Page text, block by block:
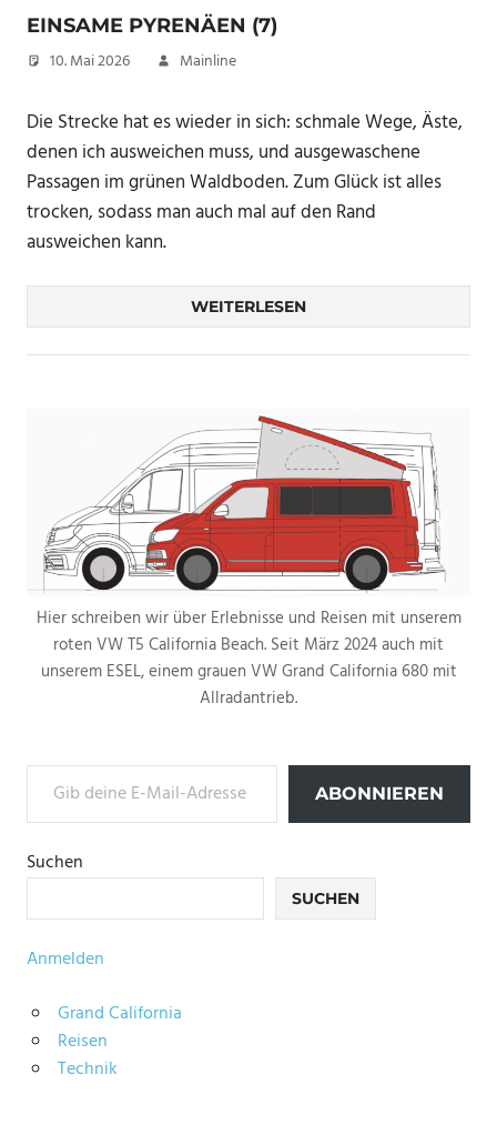
EINSAME PYRENÄEN (7)
10. Mai 2026 Mainline
Die Strecke hat es wieder in sich: schmale Wege, Äste,
denen ich ausweichen muss, und ausgewaschene
Passagen im grünen Waldboden. Zum Glück ist alles
trocken, sodass man auch mal auf den Rand
ausweichen kann.
WEITERLESEN
Hier schreiben wir über Erlebnisse und Reisen mit unserem
roten VW T5 California Beach. Seit März 2024 auch mit
unserem ESEL, einem grauen VW Grand California 680 mit
Allradantrieb.
Gib deine E-Mail-Adresse ein ...
ABONNIEREN
Suchen
SUCHEN
Anmelden
Grand California
Reisen
Technik